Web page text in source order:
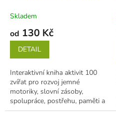
let)kniha
Skladem
od 130 Kč
DETAIL
Interaktivní kniha aktivit 100
zvířat pro rozvoj jemné
motoriky, slovní zásoby,
spolupráce, postřehu, paměti a
logického myšlení. ✅